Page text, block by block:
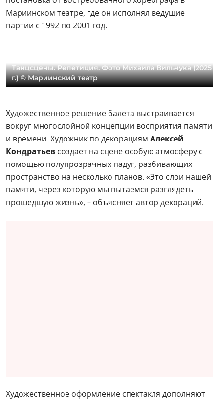
Мариинском театре, где он исполнял ведущие
партии с 1992 по 2001 год.
Танцсцены. Репетиция. Фото Михаила Вильчука (2025
г.) © Мариинский театр
Художественное решение балета выстраивается